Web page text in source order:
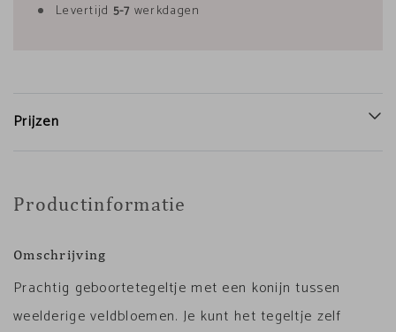
Levertijd 5-7 werkdagen
Prijzen
Productinformatie
Omschrijving
Prachtig geboortetegeltje met een konijn tussen
weelderige veldbloemen. Je kunt het tegeltje zelf